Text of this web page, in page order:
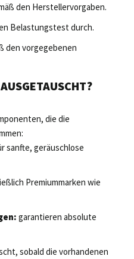
den Herstellervorgaben.
Belastungstest durch.
den vorgegebenen
die die
sanfte, geräuschlose
Premiummarken wie
garantieren absolute
sobald die vorhandenen